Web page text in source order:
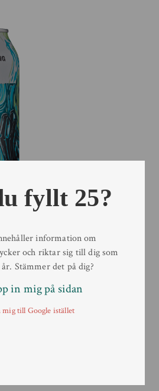
förpackning)
fyllt 25?
information om
och riktar sig till dig som
Stämmer det på dig?
in mig på sidan
mig till Google istället